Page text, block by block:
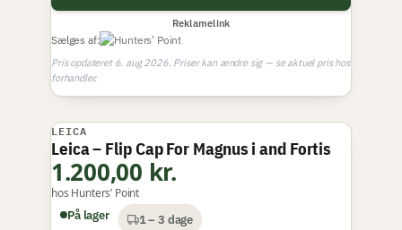
Reklamelink
Sælges af:
Pris opdateret 6. aug 2026. Priser kan ændre sig — se aktuel pris hos
forhandler.
LEICA
Leica – Flip Cap For Magnus i and Fortis
1.200,00 kr.
hos Hunters’ Point
På lager
1 – 3 dage